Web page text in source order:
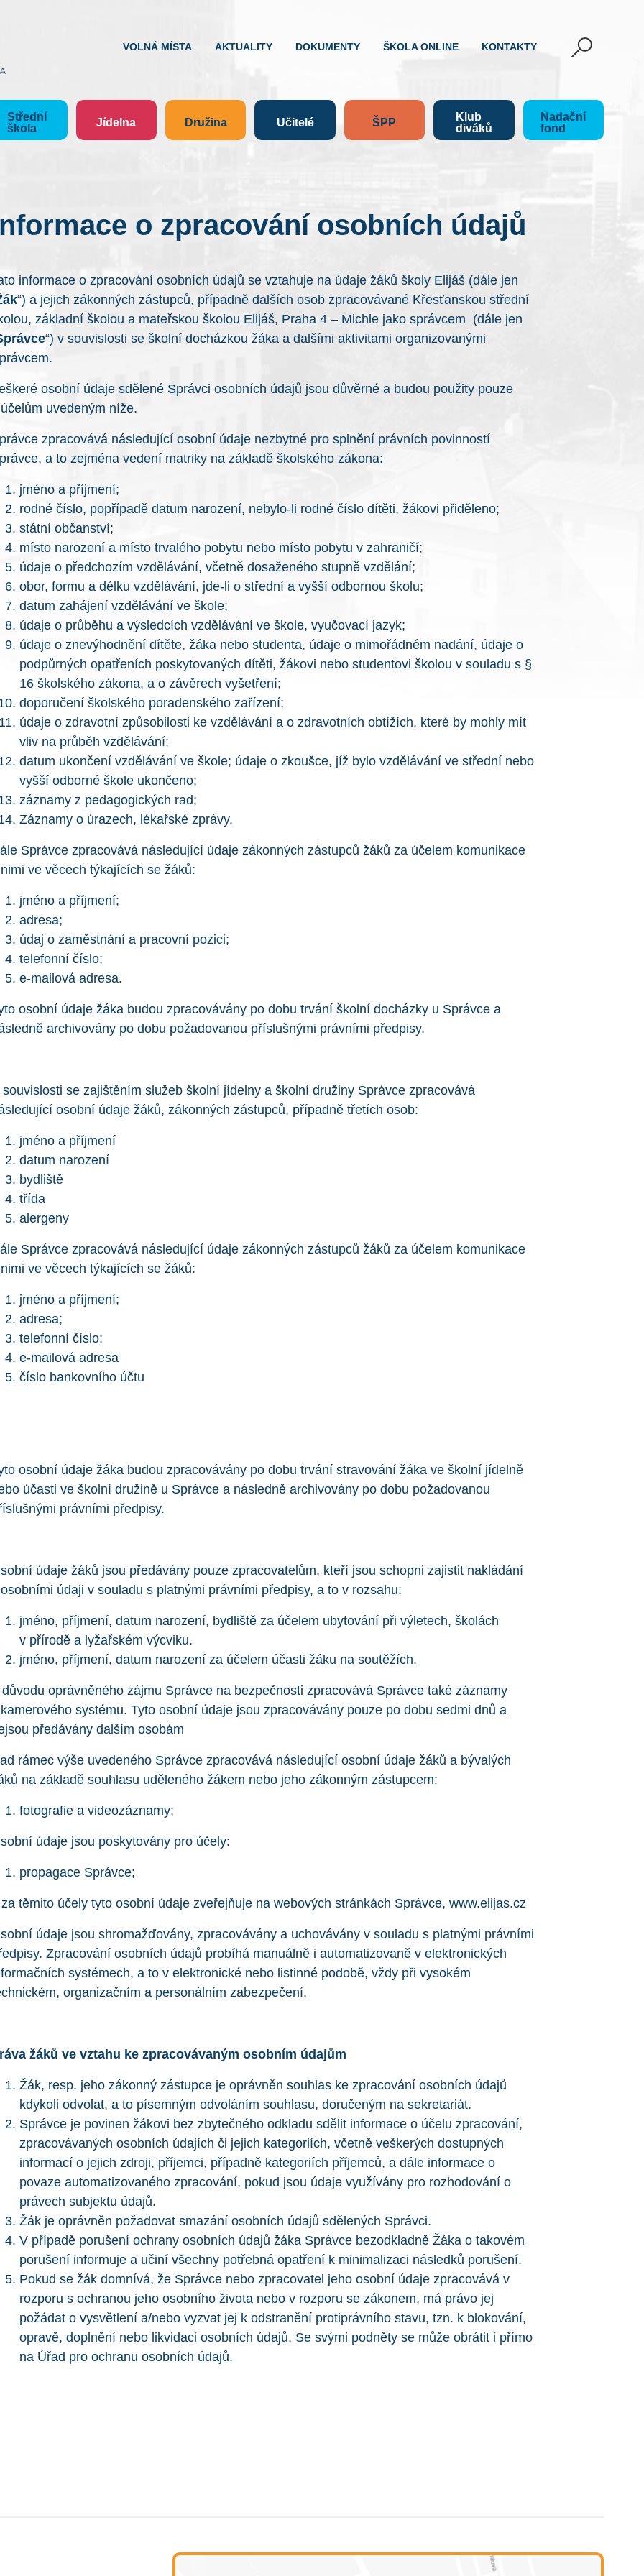
VOLNÁ MÍSTA AKTUALITY DOKUMENTY ŠKOLA ONLINE KONTAKTY
Střední
škola
Jídelna Družina Učitelé ŠPP
Klub
diváků
Nadační
fond
o zpracování osobních údajů
informace o zpracování osobních údajů se vztahuje na údaje žáků školy Elijáš (dále jen
“) a jejich zákonných zástupců, případně dalších osob zpracovávané Křesťanskou střední
základní školou a mateřskou školou Elijáš, Praha 4 – Michle jako správcem (dále jen
“) v souvislosti se školní docházkou žáka a dalšími aktivitami organizovanými
osobní údaje sdělené Správci osobních údajů jsou důvěrné a budou použity pouze
uvedeným níže.
zpracovává následující osobní údaje nezbytné pro splnění právních povinností
a to zejména vedení matriky na základě školského zákona:
jméno a příjmení;
rodné číslo, popřípadě datum narození, nebylo-li rodné číslo dítěti, žákovi přiděleno;
státní občanství;
místo narození a místo trvalého pobytu nebo místo pobytu v zahraničí;
údaje o předchozím vzdělávání, včetně dosaženého stupně vzdělání;
obor, formu a délku vzdělávání, jde-li o střední a vyšší odbornou školu;
datum zahájení vzdělávání ve škole;
údaje o průběhu a výsledcích vzdělávání ve škole, vyučovací jazyk;
údaje o znevýhodnění dítěte, žáka nebo studenta, údaje o mimořádném nadání, údaje o
podpůrných opatřeních poskytovaných dítěti, žákovi nebo studentovi školou v souladu s §
16 školského zákona, a o závěrech vyšetření;
doporučení školského poradenského zařízení;
údaje o zdravotní způsobilosti ke vzdělávání a o zdravotních obtížích, které by mohly mít
vliv na průběh vzdělávání;
datum ukončení vzdělávání ve škole; údaje o zkoušce, jíž bylo vzdělávání ve střední nebo
vyšší odborné škole ukončeno;
záznamy z pedagogických rad;
Záznamy o úrazech, lékařské zprávy.
Správce zpracovává následující údaje zákonných zástupců žáků za účelem komunikace
ve věcech týkajících se žáků:
jméno a příjmení;
adresa;
údaj o zaměstnání a pracovní pozici;
telefonní číslo;
e-mailová adresa.
osobní údaje žáka budou zpracovávány po dobu trvání školní docházky u Správce a
archivovány po dobu požadovanou příslušnými právními předpisy.
souvislosti se zajištěním služeb školní jídelny a školní družiny Správce zpracovává
osobní údaje žáků, zákonných zástupců, případně třetích osob:
jméno a příjmení
datum narození
bydliště
třída
alergeny
Správce zpracovává následující údaje zákonných zástupců žáků za účelem komunikace
ve věcech týkajících se žáků:
jméno a příjmení;
adresa;
telefonní číslo;
e-mailová adresa
číslo bankovního účtu
osobní údaje žáka budou zpracovávány po dobu trvání stravování žáka ve školní jídelně
účasti ve školní družině u Správce a následně archivovány po dobu požadovanou
právními předpisy.
údaje žáků jsou předávány pouze zpracovatelům, kteří jsou schopni zajistit nakládání
údaji v souladu s platnými právními předpisy, a to v rozsahu:
jméno, příjmení, datum narození, bydliště za účelem ubytování při výletech, školách
v přírodě a lyžařském výcviku.
jméno, příjmení, datum narození za účelem účasti žáku na soutěžích.
oprávněného zájmu Správce na bezpečnosti zpracovává Správce také záznamy
systému. Tyto osobní údaje jsou zpracovávány pouze po dobu sedmi dnů a
předávány dalším osobám
rámec výše uvedeného Správce zpracovává následující osobní údaje žáků a bývalých
na základě souhlasu uděleného žákem nebo jeho zákonným zástupcem:
fotografie a videozáznamy;
údaje jsou poskytovány pro účely:
propagace Správce;
těmito účely tyto osobní údaje zveřejňuje na webových stránkách Správce, www.elijas.cz
údaje jsou shromažďovány, zpracovávány a uchovávány v souladu s platnými právními
Zpracování osobních údajů probíhá manuálně i automatizovaně v elektronických
systémech, a to v elektronické nebo listinné podobě, vždy při vysokém
organizačním a personálním zabezpečení.
žáků ve vztahu ke zpracovávaným osobním údajům
Žák, resp. jeho zákonný zástupce je oprávněn souhlas ke zpracování osobních údajů
kdykoli odvolat, a to písemným odvoláním souhlasu, doručeným na sekretariát.
Správce je povinen žákovi bez zbytečného odkladu sdělit informace o účelu zpracování,
zpracovávaných osobních údajích či jejich kategoriích, včetně veškerých dostupných
informací o jejich zdroji, příjemci, případně kategoriích příjemců, a dále informace o
povaze automatizovaného zpracování, pokud jsou údaje využívány pro rozhodování o
právech subjektu údajů.
Žák je oprávněn požadovat smazání osobních údajů sdělených Správci.
V případě porušení ochrany osobních údajů žáka Správce bezodkladně Žáka o takovém
porušení informuje a učiní všechny potřebná opatření k minimalizaci následků porušení.
Pokud se žák domnívá, že Správce nebo zpracovatel jeho osobní údaje zpracovává v
rozporu s ochranou jeho osobního života nebo v rozporu se zákonem, má právo jej
požádat o vysvětlení a/nebo vyzvat jej k odstranění protiprávního stavu, tzn. k blokování,
opravě, doplnění nebo likvidaci osobních údajů. Se svými podněty se může obrátit i přímo
na Úřad pro ochranu osobních údajů.